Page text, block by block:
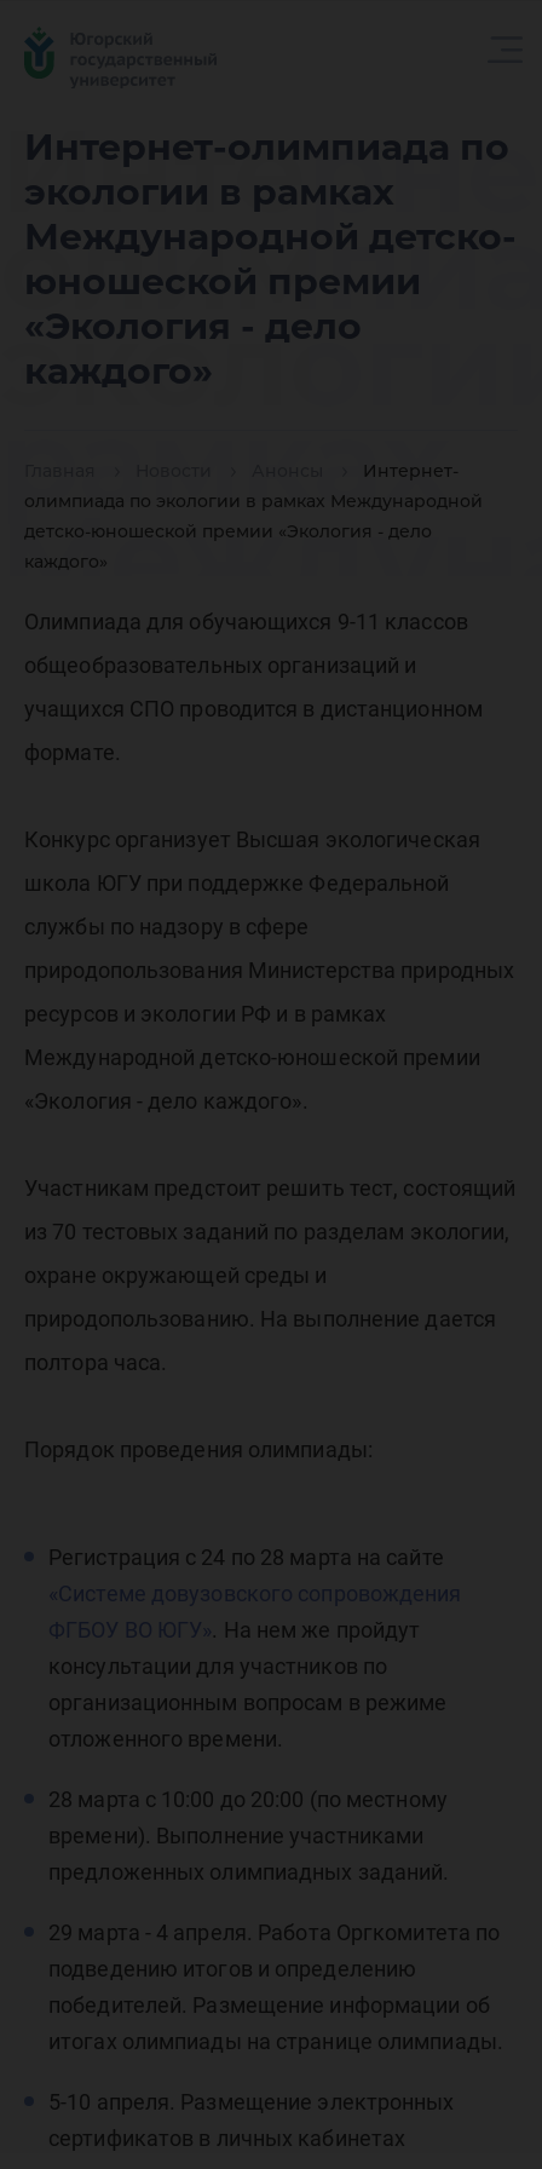
Интернет-олимпиада по
экологии в рамках
Международной детско-
юношеской премии
«Экология - дело
каждого»
Интернет-
олимпиада по экологии в рамках Международной
детско-юношеской премии «Экология - дело
каждого»
рамках
детско-
премии
дело
Олимпиада для обучающихся 9-11 классов
общеобразовательных организаций и
учащихся СПО проводится в дистанционном
формате.
Конкурс организует Высшая экологическая
школа ЮГУ при поддержке Федеральной
службы по надзору в сфере
природопользования Министерства природных
ресурсов и экологии РФ и в рамках
Международной детско-юношеской премии
«Экология - дело каждого».
Участникам предстоит решить тест, состоящий
из 70 тестовых заданий по разделам экологии,
охране окружающей среды и
природопользованию. На выполнение дается
полтора часа.
Порядок проведения олимпиады:
Регистрация с 24 по 28 марта на сайте
«Системе довузовского сопровождения
ФГБОУ ВО ЮГУ». На нем же пройдут
консультации для участников по
организационным вопросам в режиме
отложенного времени.
28 марта с 10:00 до 20:00 (по местному
времени). Выполнение участниками
предложенных олимпиадных заданий.
29 марта - 4 апреля. Работа Оргкомитета по
подведению итогов и определению
победителей. Размещение информации об
итогах олимпиады на странице олимпиады.
5-10 апреля. Размещение электронных
сертификатов в личных кабинетах